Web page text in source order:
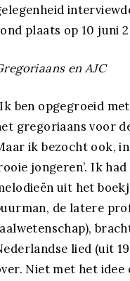
plaats op 10 juni
en AJC
ben opgegroeid
gregoriaans voor
ik bezocht ook,
jongeren’. Ik
uit het
de latere
lied (uit
Niet met het